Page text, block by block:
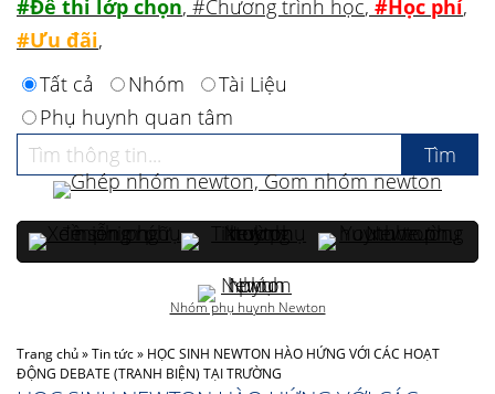
Trang chủ»Tin tức» HỌC SINH NEWTON HÀO HỨNG VỚI CÁC HOẠT
ĐỘNG DEBATE (TRANH BIỆN) TẠI TRƯỜNG
#Đề thi lớp chọn, #Chương trình học, #Học phí,
#Ưu đãi,
Tất cả
Nhóm
Tài Liệu
Phụ huynh quan tâm
Nhóm phụ huynh Newton